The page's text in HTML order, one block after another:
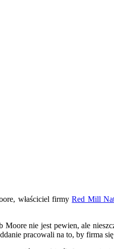
właściciel firmyRed Mill
nie jest pewien, ale
pracowali na to, by firma się